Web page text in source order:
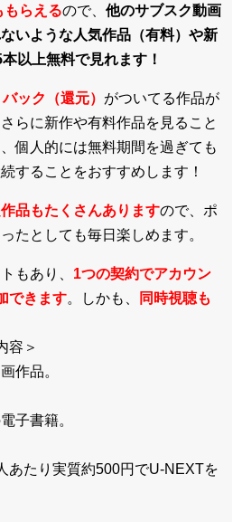
もらえるので、 他のサブスク動画
いような人気作品（有料）や新
以上無料で見れます！
ック（還元） がついてる作品が
らに新作や有料作品を見ること
個人的には無料期間を過ぎても
することをおすすめします！
品もたくさんありますので、ポ
たとしても毎日楽しめます。
もあり、 1つの契約でアカウン
できます。しかも、
同時視聴も
容＞
作品。
子書籍。
あたり実質約500円でU-NEXTを